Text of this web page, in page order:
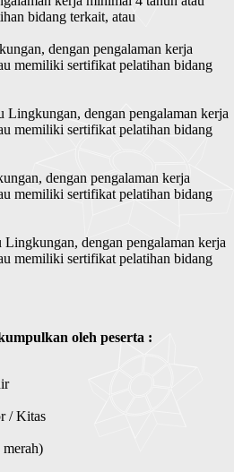
bidang terkait, atau
dengan pengalaman kerja
memiliki sertifikat pelatihan bidang
dengan pengalaman kerja
memiliki sertifikat pelatihan bidang
dengan pengalaman kerja
memiliki sertifikat pelatihan bidang
dengan pengalaman kerja
memiliki sertifikat pelatihan bidang
oleh peserta :
/ Kitas
merah)